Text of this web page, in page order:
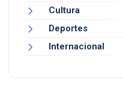
Cultura
Deportes
Internacional